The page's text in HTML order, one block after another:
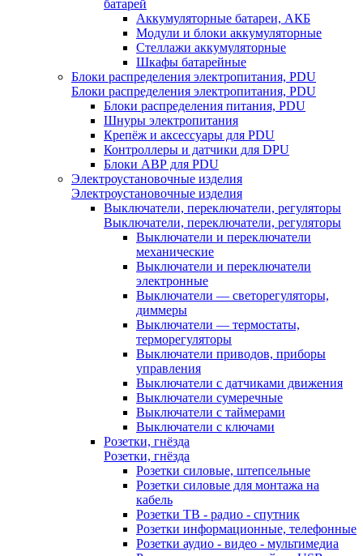
батарей
Аккумуляторные батареи, АКБ
Модули и блоки аккумуляторные
Стеллажи аккумуляторные
Шкафы батарейные
Блоки распределения электропитания, PDU
Блоки распределения электропитания, PDU
Блоки распределения питания, PDU
Шнуры электропитания
Крепёж и аксессуары для PDU
Контроллеры и датчики для DPU
Блоки АВР для PDU
Электроустановочные изделия
Электроустановочные изделия
Выключатели, переключатели, регуляторы
Выключатели, переключатели, регуляторы
Выключатели и переключатели
механические
Выключатели и переключатели
электронные
Выключатели — светорегуляторы,
диммеры
Выключатели — термостаты,
терморегуляторы
Выключатели приводов, приборы
управления
Выключатели с датчиками движения
Выключатели сумеречные
Выключатели с таймерами
Выключатели с ключами
Розетки, гнёзда
Розетки, гнёзда
Розетки силовые, штепсельные
Розетки силовые для монтажа на
кабель
Розетки ТВ - радио - спутник
Розетки информационные, телефонные
Розетки аудио - видео - мультимедиа